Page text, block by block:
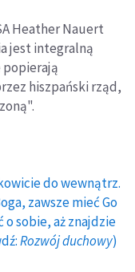
Heather Nauert
jest integralną
popierają
hiszpański rząd,
do wewnątrz.
zawsze mieć Go
sobie, aż znajdzie
Rozwój duchowy)